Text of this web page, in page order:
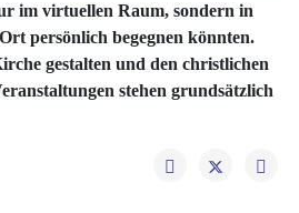
im virtuellen Raum, sondern in
persönlich begegnen könnten.
gestalten und den christlichen
stehen grundsätzlich